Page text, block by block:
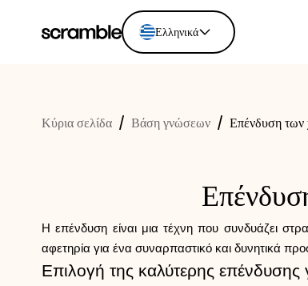
Ελληνικά
Español
Eesti keel
Κύρια σελίδα / Βάση γνώσεων / Επένδυση των
Η επένδυση είναι μια τέχνη που συνδυάζει
αφετηρία για ένα συναρπαστικό και δυνητικά
Επιλογή της καλύτερης επένδυσης